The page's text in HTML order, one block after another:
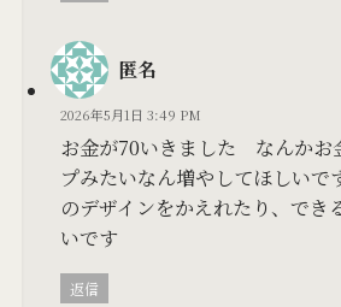
匿名
2026年5月1日 3:49 PM
お金が70いきました なんかお
プみたいなん増やしてほしいで
のデザインをかえれたり、でき
いです
返信